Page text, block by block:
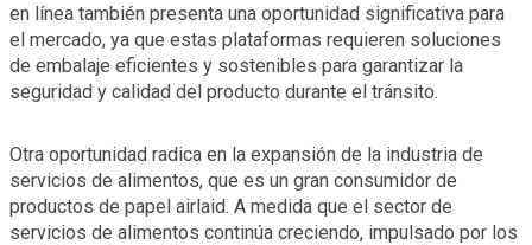
en línea también presenta una oportunidad significativa para
el mercado, ya que estas plataformas requieren soluciones
de embalaje eficientes y sostenibles para garantizar la
seguridad y calidad del producto durante el tránsito.
Otra oportunidad radica en la expansión de la industria de
servicios de alimentos, que es un gran consumidor de
productos de papel airlaid. A medida que el sector de
servicios de alimentos continúa creciendo, impulsado por los